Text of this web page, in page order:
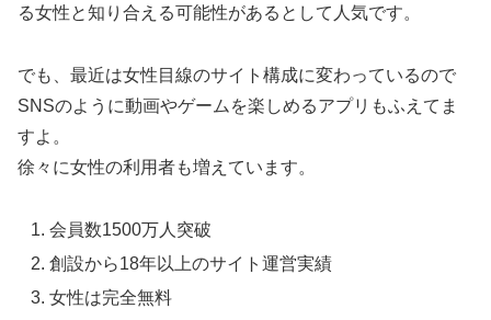
る女性と知り合える可能性があるとして人気です。
でも、最近は女性目線のサイト構成に変わっているので
SNSのように動画やゲームを楽しめるアプリもふえてま
すよ。
徐々に女性の利用者も増えています。
会員数1500万人突破
創設から18年以上のサイト運営実績
女性は完全無料